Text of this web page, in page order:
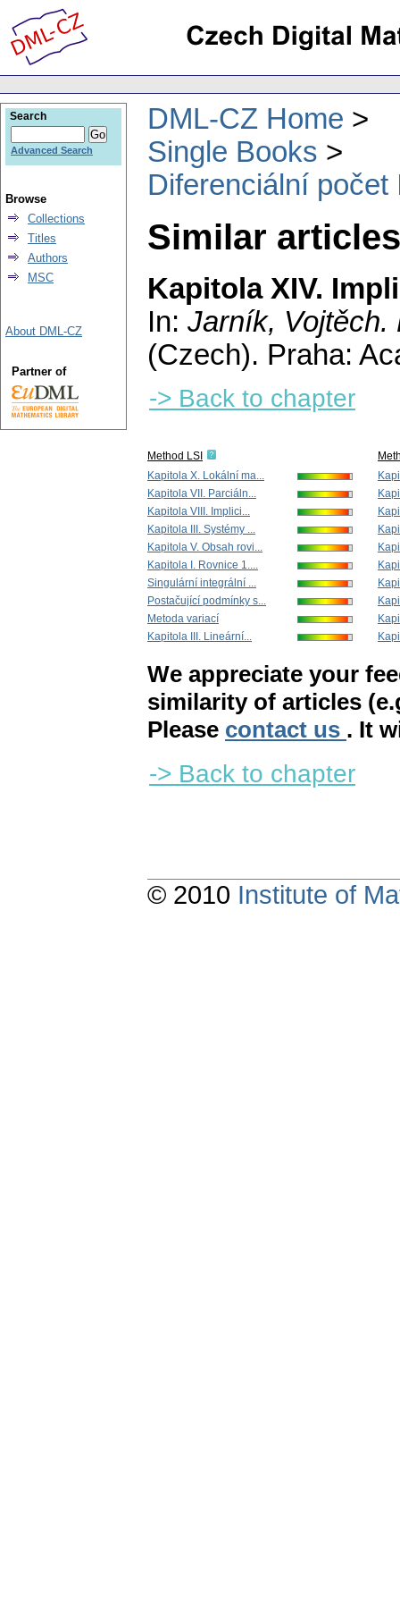
DML-CZ Home
Single Books
Diferenciální počet
Similar
Kapitola XIV.
In: Jarník, Vojtěch.
(Czech). Praha:
-> Back to chapter
Method LSI
Kapitola X. Lokální ma...
Kapitola VII. Parciáln...
Kapitola VIII. Implici...
Kapitola III. Systémy ...
Kapitola V. Obsah rovi...
Kapitola I. Rovnice 1....
Singulární integrální ...
Postačující podmínky s...
Metoda variací
Kapitola III. Lineární...
We appreciate your
similarity of articles
Please contact us . It
-> Back to chapter
Search
Advanced Search
Browse
Collections
Titles
Authors
MSC
About DML-CZ
Partner of
© 2010 Institute of